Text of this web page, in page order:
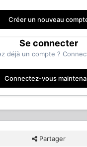
Créer un nouveau
Se connecter
déjà un compte ?
Connectez-vous
Partager